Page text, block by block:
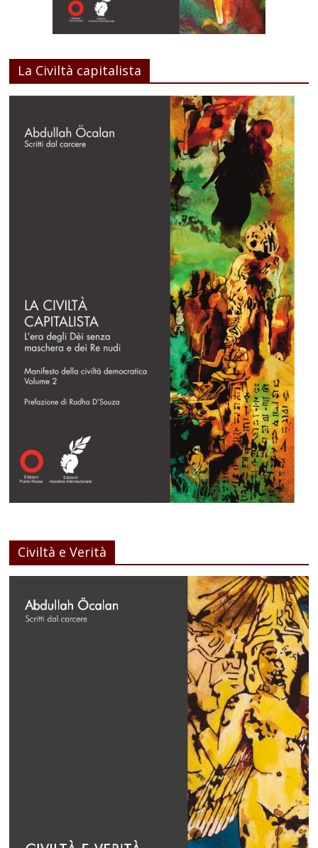
La Civiltà capitalista
Civiltà e Verità